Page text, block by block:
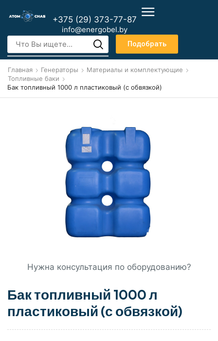
+375 (29) 373-77-87
info@energobel.by
Подобрать
Главная Генераторы
Материалы и комплектующие
Топливные баки
Бак топливный 1000 л пластиковый (с обвязкой)
Нужна консультация по оборудованию?
Бак топливный 1000 л
пластиковый (с обвязкой)